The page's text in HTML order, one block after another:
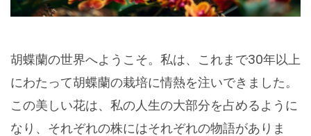
胡蝶蘭の世界へようこそ。私は、これまで30年以上
にわたって胡蝶蘭の栽培に情熱を注いできました。
この美しい花は、私の人生の大部分を占めるように
なり、それぞれの株にはそれぞれの物語がありま